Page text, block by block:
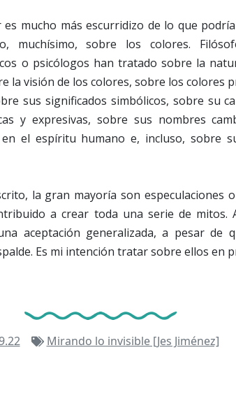
es mucho más escurridizo de lo que
muchísimo, sobre los colores.
o psicólogos han tratado sobre la
la visión de los colores, sobre los colores
sus significados simbólicos, sobre su
y expresivas, sobre sus nombres
el espíritu humano e, incluso, sobre
la gran mayoría son especulaciones
a crear toda una serie de mitos.
aceptación generalizada, a pesar de
Es mi intención tratar sobre ellos en
Mirando lo invisible [Jes Jiménez]